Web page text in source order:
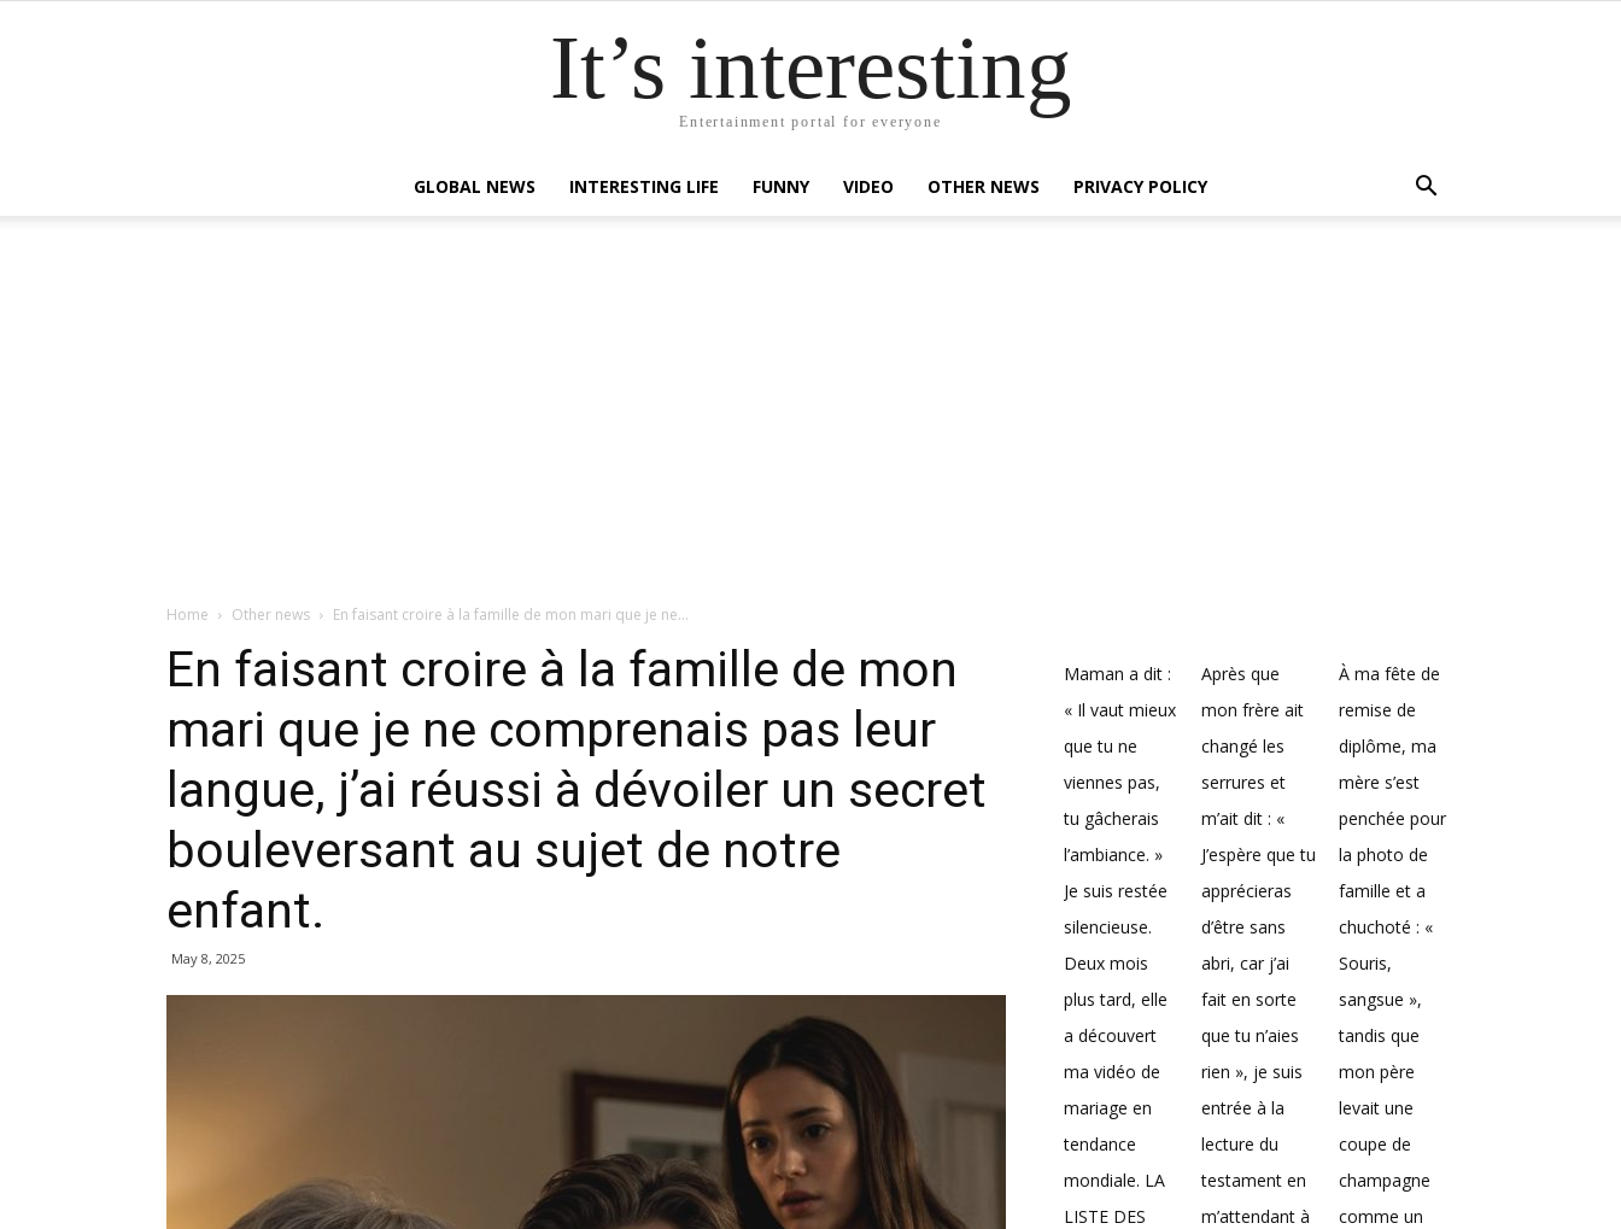
It’s interesting
Entertainment portal for everyone
GLOBAL NEWS INTERESTING LIFE FUNNY VIDEO OTHER NEWS PRIVACY POLICY
Home Other news En faisant croire à la famille de mon mari que je ne...
En faisant croire à la famille de mon
mari que je ne comprenais pas leur
langue, j’ai réussi à dévoiler un secret
bouleversant au sujet de notre
enfant.
May 8, 2025
Maman a dit :
« Il vaut mieux
que tu ne
viennes pas,
tu gâcherais
l’ambiance. »
Je suis restée
silencieuse.
Deux mois
plus tard, elle
a découvert
ma vidéo de
mariage en
tendance
mondiale. LA
LISTE DES
Après que
mon frère ait
changé les
serrures et
m’ait dit : «
J’espère que tu
apprécieras
d’être sans
abri, car j’ai
fait en sorte
que tu n’aies
rien », je suis
entrée à la
lecture du
testament en
m’attendant à
À ma fête de
remise de
diplôme, ma
mère s’est
penchée pour
la photo de
famille et a
chuchoté : «
Souris,
sangsue »,
tandis que
mon père
levait une
coupe de
champagne
comme un